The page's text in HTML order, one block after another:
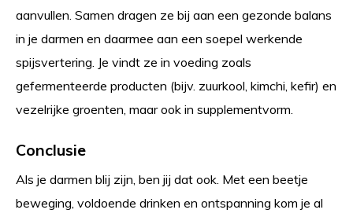
aanvullen. Samen dragen ze bij aan een gezonde balans
in je darmen en daarmee aan een soepel werkende
spijsvertering. Je vindt ze in voeding zoals
gefermenteerde producten (bijv. zuurkool, kimchi, kefir) en
vezelrijke groenten, maar ook in supplementvorm.
Conclusie
Als je darmen blij zijn, ben jij dat ook. Met een beetje
beweging, voldoende drinken en ontspanning kom je al